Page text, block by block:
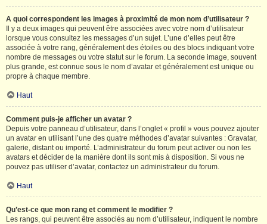
A quoi correspondent les images à proximité de mon nom d’utilisateur ?
Il y a deux images qui peuvent être associées avec votre nom d’utilisateur
lorsque vous consultez les messages d’un sujet. L’une d’elles peut être
associée à votre rang, généralement des étoiles ou des blocs indiquant votre
nombre de messages ou votre statut sur le forum. La seconde image, souvent
plus grande, est connue sous le nom d’avatar et généralement est unique ou
propre à chaque membre.
Haut
Comment puis-je afficher un avatar ?
Depuis votre panneau d’utilisateur, dans l’onglet « profil » vous pouvez ajouter
un avatar en utilisant l’une des quatre méthodes d’avatar suivantes : Gravatar,
galerie, distant ou importé. L’administrateur du forum peut activer ou non les
avatars et décider de la manière dont ils sont mis à disposition. Si vous ne
pouvez pas utiliser d’avatar, contactez un administrateur du forum.
Haut
Qu’est-ce que mon rang et comment le modifier ?
Les rangs, qui peuvent être associés au nom d’utilisateur, indiquent le nombre